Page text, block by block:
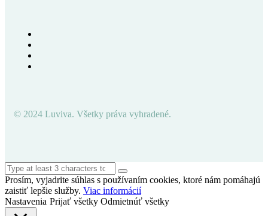
© 2024 Luviva. Všetky práva vyhradené.
Prosím, vyjadrite súhlas s používaním cookies, ktoré nám pomáhajú
zaistiť lepšie služby. Viac informácií
Nastavenia Prijať všetky Odmietnúť všetky